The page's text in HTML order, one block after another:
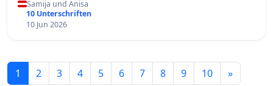
Samija und Anisa
10 Unterschriften
10 Jun 2026
1 2 3 4 5 6 7 8 9 10 »